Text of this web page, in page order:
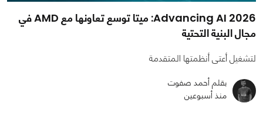
Advancing AI 2026: ميتا توسع تعاونها مع AMD في
مجال البنية التحتية
لتشغيل أعتى أنظمتها المتقدمة
بقلم أحمد صفوت
منذ أسبوعين